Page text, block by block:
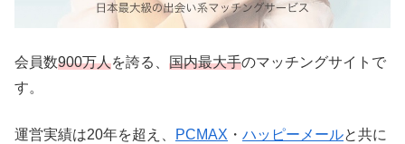
会員数900万人を誇る、 国内最大手のマッチングサイトで
す。
運営実績は20年を超え、 PCMAX ・ ハッピーメールと共に